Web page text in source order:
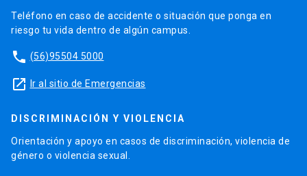
Teléfono en caso de accidente o situación que ponga en
riesgo tu vida dentro de algún campus.
phone (56)95504 5000
launch Ir al sitio de Emergencias
DISCRIMINACIÓN Y VIOLENCIA
Orientación y apoyo en casos de discriminación, violencia de
género o violencia sexual.